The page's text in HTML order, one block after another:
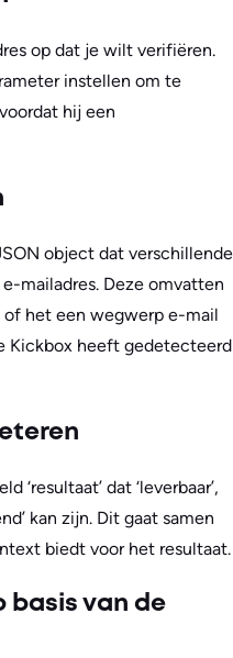
op dat je wilt verifiëren.
instellen om te
hij een
object dat verschillende
mailadres. Deze omvatten
of het een wegwerp e-mail
Kickbox heeft gedetecteerd
‘resultaat’ dat ‘leverbaar’,
kan zijn. Dit gaat samen
biedt voor het resultaat.
basis van de